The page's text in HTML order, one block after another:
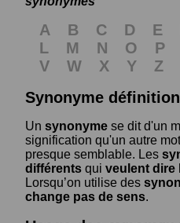
A B C D E
L
M N O P
V
W X Y
Z
Synonyme définition
Un synonyme se dit d'un
signification qu'un autre
presque semblable. Les
différents qui veulent dire
Lorsqu’on utilise des
change pas de sens.